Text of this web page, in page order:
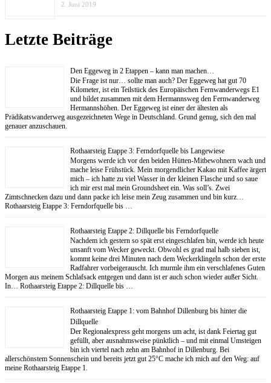
2. Juni 2019
Letzte Beiträge
Den Eggeweg in 2 Etappen – kann man machen…
Die Frage ist nur… sollte man auch? Der Eggeweg hat gut 70
Kilometer, ist ein Teilstück des Europäischen Fernwanderwegs E1
und bildet zusammen mit dem Hermannsweg den Fernwanderweg
Hermannshöhen. Der Eggeweg ist einer der ältesten als
Prädikatswanderweg ausgezeichneten Wege in Deutschland. Grund genug, sich den mal
genauer anzuschauen.
Rothaarsteig Etappe 3: Ferndorfquelle bis Langewiese
Morgens werde ich vor den beiden Hütten-Mitbewohnern wach und
mache leise Frühstück. Mein morgendlicher Kakao mit Kaffee ärgert
mich – ich hatte zu viel Wasser in der kleinen Flasche und so saue
ich mir erst mal mein Groundsheet ein. Was soll’s. Zwei
Zimtschnecken dazu und dann packe ich leise mein Zeug zusammen und bin kurz…
Rothaarsteig Etappe 3: Ferndorfquelle bis …
Rothaarsteig Etappe 2: Dillquelle bis Ferndorfquelle
Nachdem ich gestern so spät erst eingeschlafen bin, werde ich heute
unsanft vom Wecker geweckt. Obwohl es grad mal halb sieben ist,
kommt keine drei Minuten nach dem Weckerklingeln schon der erste
Radfahrer vorbeigerauscht. Ich murmle ihm ein verschlafenes Guten
Morgen aus meinem Schlafsack entgegen und dann ist er auch schon wieder außer Sicht.
In… Rothaarsteig Etappe 2: Dillquelle bis …
Rothaarsteig Etappe 1: vom Bahnhof Dillenburg bis hinter die
Dillquelle
Der Regionalexpress geht morgens um acht, ist dank Feiertag gut
gefüllt, aber ausnahmsweise pünktlich – und mit einmal Umsteigen
bin ich viertel nach zehn am Bahnhof in Dillenburg. Bei
allerschönstem Sonnenschein und bereits jetzt gut 25°C mache ich mich auf den Weg: auf
meine Rothaarsteig Etappe 1.